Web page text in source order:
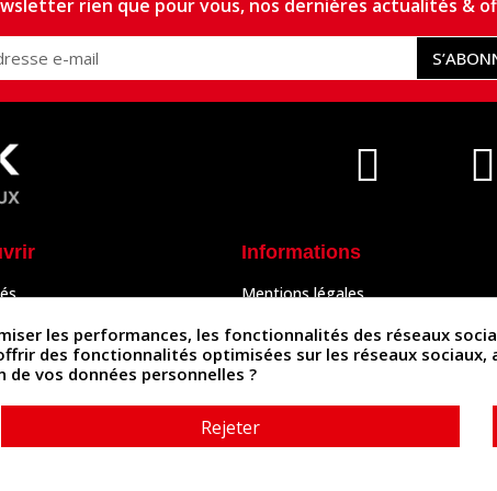
rien que pour vous, nos dernières actualités &
Informations
Mentions légales
Politique de confidentialité
Politique des cookies
Contactez-nous
les performances, les fonctionnalités des réseaux
des fonctionnalités optimisées sur les réseaux sociaux,
vos données personnelles ?
Rejeter